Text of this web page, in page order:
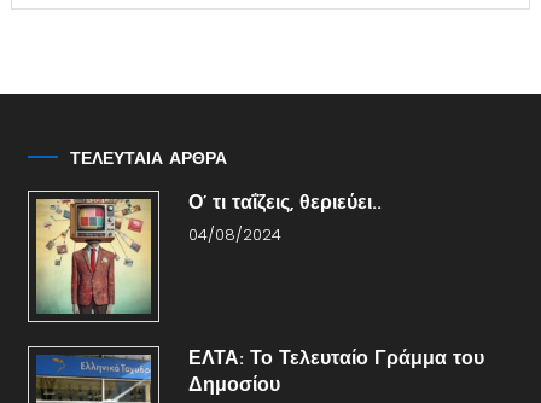
ΤΕΛΕΥΤΑΙΑ ΑΡΘΡΑ
Ο’ τι ταΐζεις, θεριεύει..
04/08/2024
ΕΛΤΑ: Το Τελευταίο Γράμμα του
Δημοσίου